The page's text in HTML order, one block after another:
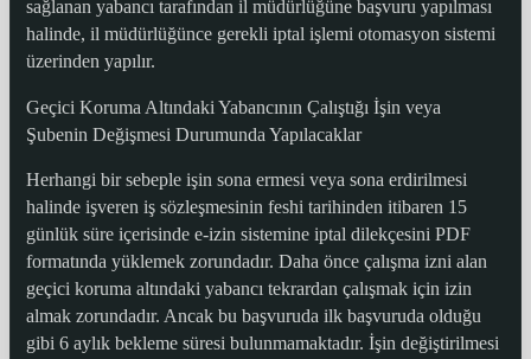
sağlanan yabancı tarafından il müdürlüğüne başvuru yapılması
halinde, il müdürlüğünce gerekli iptal işlemi otomasyon sistemi
üzerinden yapılır.
Geçici Koruma Altındaki Yabancının Çalıştığı İşin veya
Şubenin Değişmesi Durumunda Yapılacaklar
Herhangi bir sebeple işin sona ermesi veya sona erdirilmesi
halinde işveren iş sözleşmesinin feshi tarihinden itibaren 15
günlük süre içerisinde e-izin sistemine iptal dilekçesini PDF
formatında yüklemek zorundadır. Daha önce çalışma izni alan
geçici koruma altındaki yabancı tekrardan çalışmak için izin
almak zorundadır. Ancak bu başvuruda ilk başvuruda olduğu
gibi 6 aylık bekleme süresi bulunmamaktadır. İşin değiştirilmesi